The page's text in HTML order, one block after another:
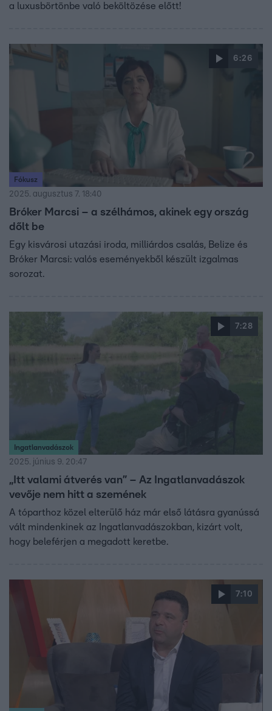
a luxusbörtönbe való beköltözése előtt!
6:26
Fókusz
2025. augusztus 7. 18:40
Bróker Marcsi – a szélhámos, akinek egy ország
dőlt be
Egy kisvárosi utazási iroda, milliárdos csalás, Belize és
Bróker Marcsi: valós eseményekből készült izgalmas
sorozat.
7:28
Ingatlanvadászok
2025. június 9. 20:47
„Itt valami átverés van” – Az Ingatlanvadászok
vevője nem hitt a szemének
A tóparthoz közel elterülő ház már első látásra gyanússá
vált mindenkinek az Ingatlanvadászokban, kizárt volt,
hogy beleférjen a megadott keretbe.
7:10